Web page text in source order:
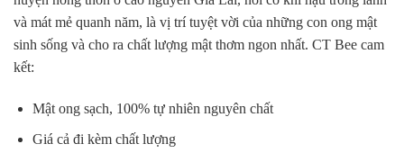
và mát mẻ quanh năm, là vị trí tuyệt vời của những con ong mật
sinh sống và cho ra chất lượng mật thơm ngon nhất. CT Bee cam
kết:
Mật ong sạch, 100% tự nhiên nguyên chất
Giá cả đi kèm chất lượng